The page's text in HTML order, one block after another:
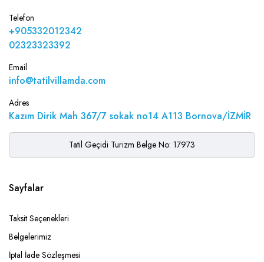
Telefon
+905332012342
02323323392
Email
info@tatilvillamda.com
Adres
Kazım Dirik Mah 367/7 sokak no14 A113 Bornova/İZMİR
Tatil Geçidi Turizm Belge No: 17973
Sayfalar
Taksit Seçenekleri
Belgelerimiz
İptal İade Sözleşmesi